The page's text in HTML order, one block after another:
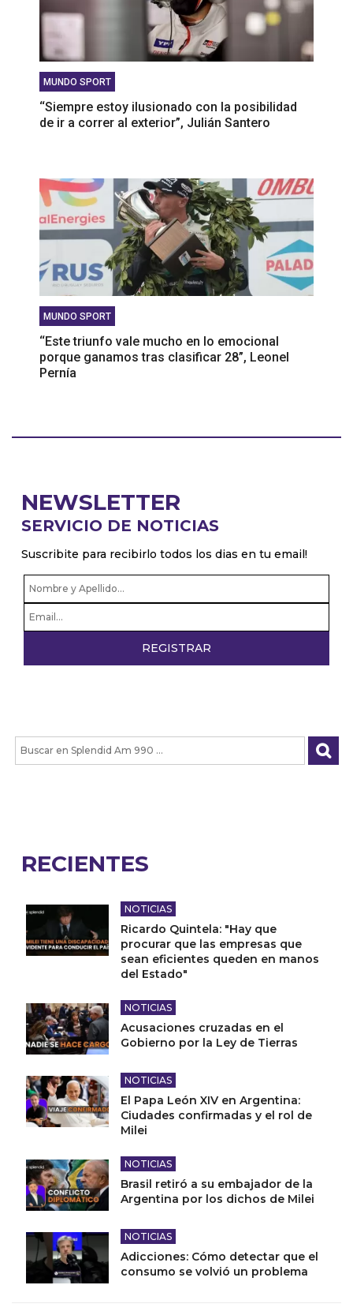
MUNDO SPORT
‘‘Siempre estoy ilusionado con la posibilidad
de ir a correr al exterior”, Julián Santero
MUNDO SPORT
‘‘Este triunfo vale mucho en lo emocional
porque ganamos tras clasificar 28”, Leonel
Pernía
NEWSLETTER
SERVICIO DE NOTICIAS
Suscribite para recibirlo todos los dias en tu email!
RECIENTES
NOTICIAS
Ricardo Quintela: "Hay que
procurar que las empresas que
sean eficientes queden en manos
del Estado"
NOTICIAS
Acusaciones cruzadas en el
Gobierno por la Ley de Tierras
NOTICIAS
El Papa León XIV en Argentina:
Ciudades confirmadas y el rol de
Milei
NOTICIAS
Brasil retiró a su embajador de la
Argentina por los dichos de Milei
NOTICIAS
Adicciones: Cómo detectar que el
consumo se volvió un problema